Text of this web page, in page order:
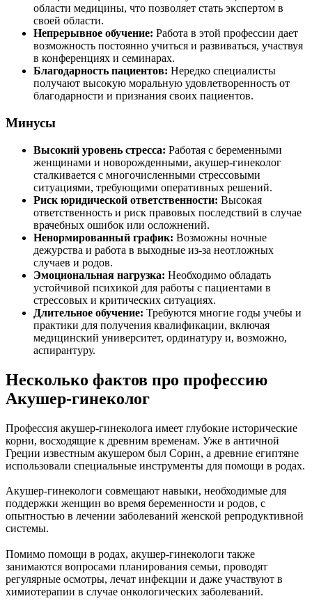
области медицины, что позволяет стать экспертом в
своей области.
Непрерывное обучение: Работа в этой профессии дает
возможность постоянно учиться и развиваться, участвуя
в конференциях и семинарах.
Благодарность пациентов: Нередко специалисты
получают высокую моральную удовлетворенность от
благодарности и признания своих пациентов.
Минусы
Высокий уровень стресса: Работая с беременными
женщинами и новорожденными, акушер-гинеколог
сталкивается с многочисленными стрессовыми
ситуациями, требующими оперативных решений.
Риск юридической ответственности: Высокая
ответственность и риск правовых последствий в случае
врачебных ошибок или осложнений.
Ненормированный график: Возможны ночные
дежурства и работа в выходные из-за неотложных
случаев и родов.
Эмоциональная нагрузка: Необходимо обладать
устойчивой психикой для работы с пациентами в
стрессовых и критических ситуациях.
Длительное обучение: Требуются многие годы учебы и
практики для получения квалификации, включая
медицинский университет, ординатуру и, возможно,
аспирантуру.
Несколько фактов про профессию
Акушер-гинеколог
Профессия акушер-гинеколога имеет глубокие исторические
корни, восходящие к древним временам. Уже в античной
Греции известным акушером был Сорин, а древние египтяне
использовали специальные инструменты для помощи в родах.
Акушер-гинекологи совмещают навыки, необходимые для
поддержки женщин во время беременности и родов, с
опытностью в лечении заболеваний женской репродуктивной
системы.
Помимо помощи в родах, акушер-гинекологи также
занимаются вопросами планирования семьи, проводят
регулярные осмотры, лечат инфекции и даже участвуют в
химиотерапии в случае онкологических заболеваний.